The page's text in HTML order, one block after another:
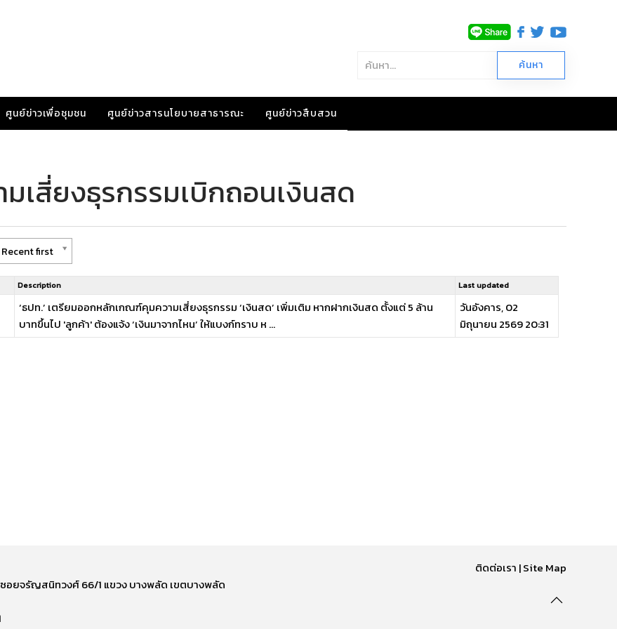
ศูนย์ข่าวเพื่อชุมชน ศูนย์ข่าวสารนโยบายสาธารณะ ศูนย์ข่าวสืบสวน
เสี่ยงธุรกรรมเบิกถอนเงินสด
first
Description Last updated
‘ธปท.’ เตรียมออกหลักเกณฑ์คุมความเสี่ยงธุรกรรม ‘เงินสด’ เพิ่มเติม หากฝากเงินสด ตั้งแต่ 5 ล้าน
บาทขึ้นไป 'ลูกค้า' ต้องแจ้ง ‘เงินมาจากไหน’ ให้แบงก์ทราบ ห ...
วันอังคาร, 02
มิถุนายน 2569 20:31
ซอยจรัญสนิทวงศ์ 66/1 แขวง บางพลัด เขตบางพลัด
ติดต่อเรา |Site Map